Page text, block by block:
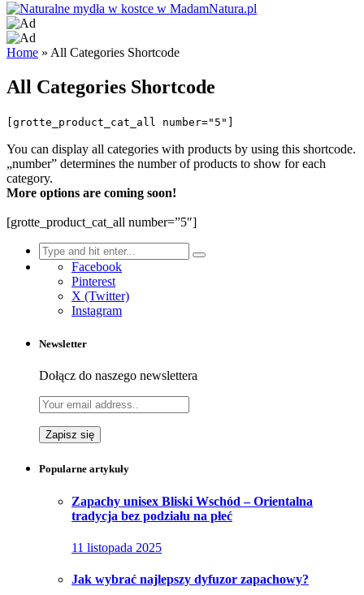
Home » All Categories Shortcode
All Categories Shortcode
[grotte_product_cat_all number="5"]
You can display all categories with products by using this shortcode.
„number” determines the number of products to show for each
category.
More options are coming soon!
[grotte_product_cat_all number=”5″]
Search
for:
Facebook
Pinterest
X (Twitter)
Instagram
Newsletter
Dołącz do naszego newslettera
Popularne artykuły
Zapachy unisex Bliski Wschód – Orientalna
tradycja bez podziału na płeć
11 listopada 2025
Jak wybrać najlepszy dyfuzor zapachowy?